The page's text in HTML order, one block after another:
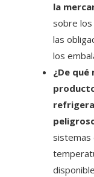
la
sobre
las
los
¿De qué
sistemas